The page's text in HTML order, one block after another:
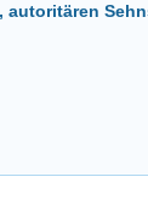
autoritären